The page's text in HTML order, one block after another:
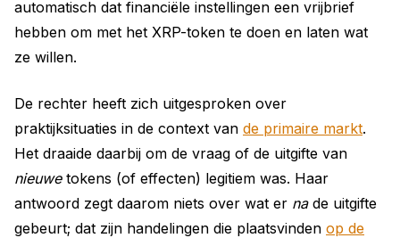
automatisch dat financiële instellingen een vrijbrief
hebben om met het XRP-token te doen en laten wat
ze willen.
De rechter heeft zich uitgesproken over
praktijksituaties in de context van de primaire markt.
Het draaide daarbij om de vraag of de uitgifte van
nieuwetokens (of effecten) legitiem was. Haar
antwoord zegt daarom niets over wat er nade uitgifte
gebeurt; dat zijn handelingen die plaatsvinden op de